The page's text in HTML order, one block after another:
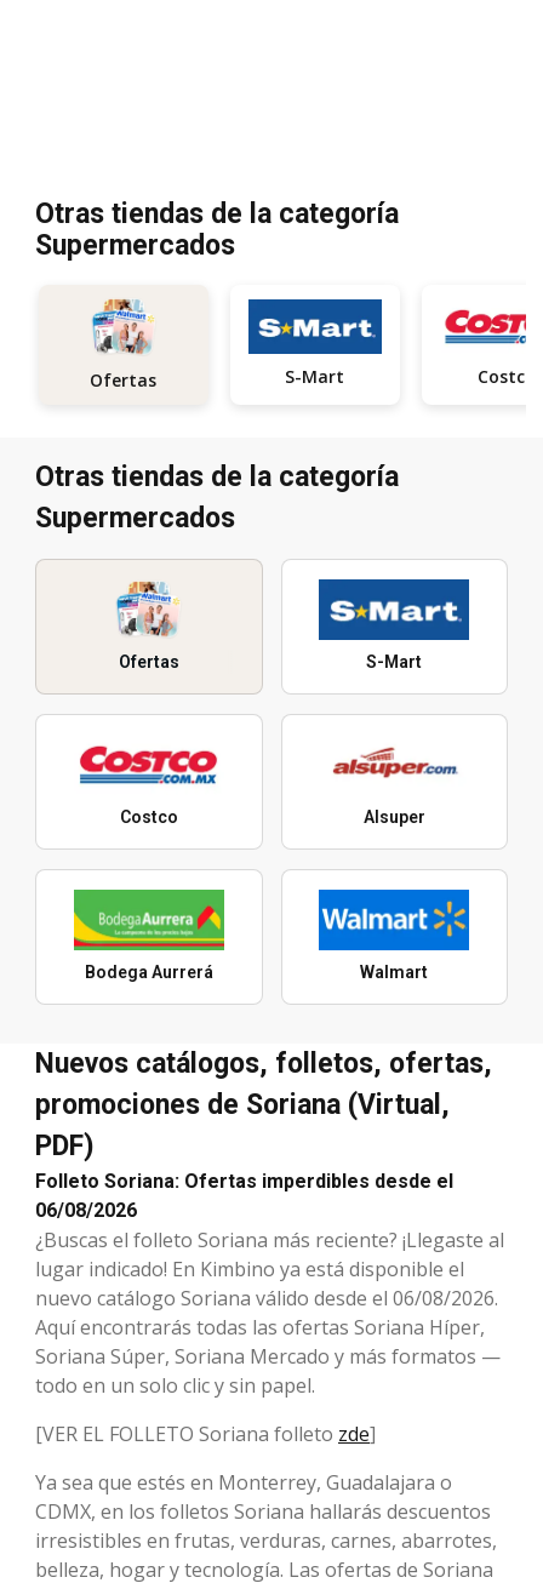
Otras tiendas de la categoría
Supermercados
Ofertas S-Mart Costco
Otras tiendas de la categoría
Supermercados
Ofertas S-Mart
Costco Alsuper
Bodega Aurrerá Walmart
Nuevos catálogos, folletos, ofertas,
promociones de Soriana (Virtual,
PDF)
Folleto Soriana: Ofertas imperdibles desde el
06/08/2026
¿Buscas el folleto Soriana más reciente? ¡Llegaste al
lugar indicado! En Kimbino ya está disponible el
nuevo catálogo Soriana válido desde el 06/08/2026.
Aquí encontrarás todas las ofertas Soriana Híper,
Soriana Súper, Soriana Mercado y más formatos —
todo en un solo clic y sin papel.
[VER EL FOLLETO Soriana folleto zde]
Ya sea que estés en Monterrey, Guadalajara o
CDMX, en los folletos Soriana hallarás descuentos
irresistibles en frutas, verduras, carnes, abarrotes,
belleza, hogar y tecnología. Las ofertas de Soriana